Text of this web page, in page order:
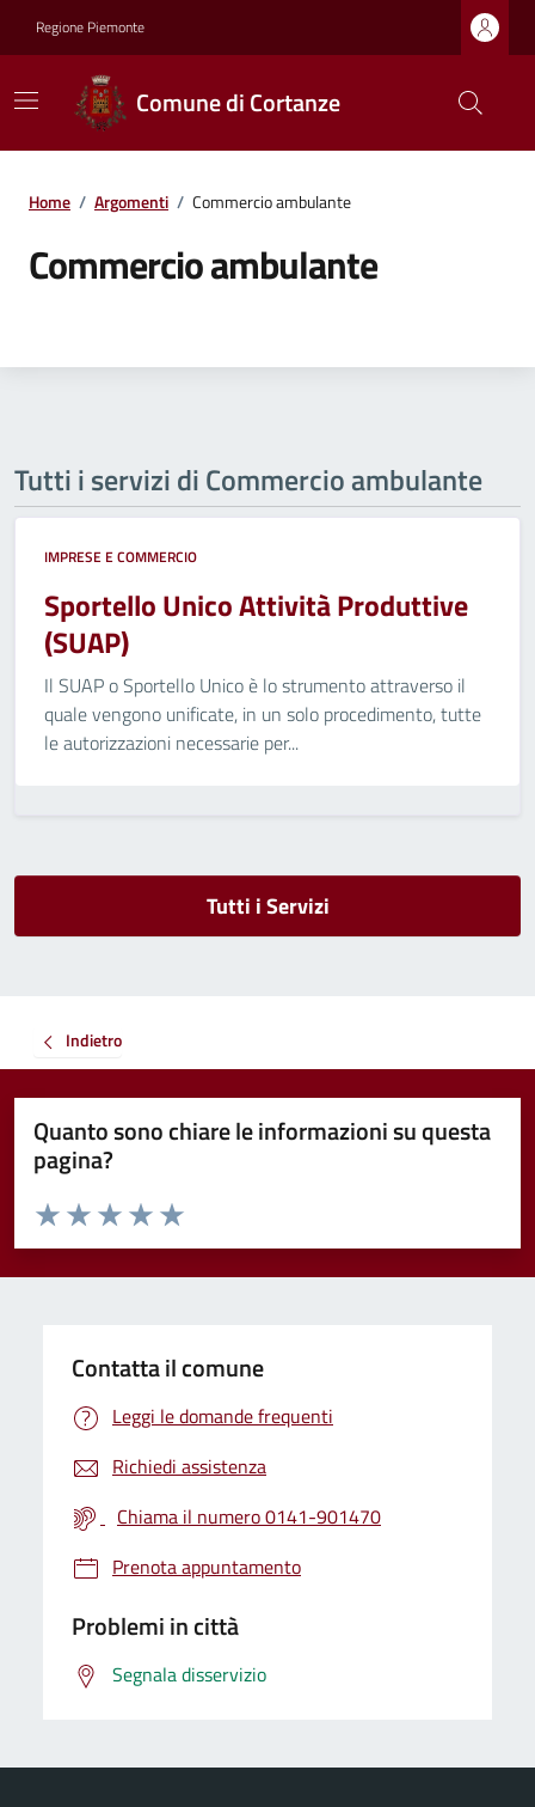
Regione Piemonte
Comune di Cortanze
Home / Argomenti / Commercio ambulante
Commercio ambulante
Tutti i servizi di Commercio ambulante
IMPRESE E COMMERCIO
Sportello Unico Attività Produttive
(SUAP)
Il SUAP o Sportello Unico è lo strumento attraverso il
quale vengono unificate, in un solo procedimento, tutte
le autorizzazioni necessarie per...
Tutti i Servizi
Indietro
Quanto sono chiare le informazioni su questa
pagina?
Valuta da 1 a 5 stelle la pagina
Valuta 5 stelle su 5
Valuta 4 stelle su 5
Valuta 3 stelle su 5
Valuta 2 stelle su 5
Valuta 1 stelle su 5
Contatta il comune
Leggi le domande frequenti
Richiedi assistenza
Chiama il numero 0141-901470
Prenota appuntamento
Problemi in città
Segnala disservizio